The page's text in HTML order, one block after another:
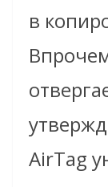
в
AirTag